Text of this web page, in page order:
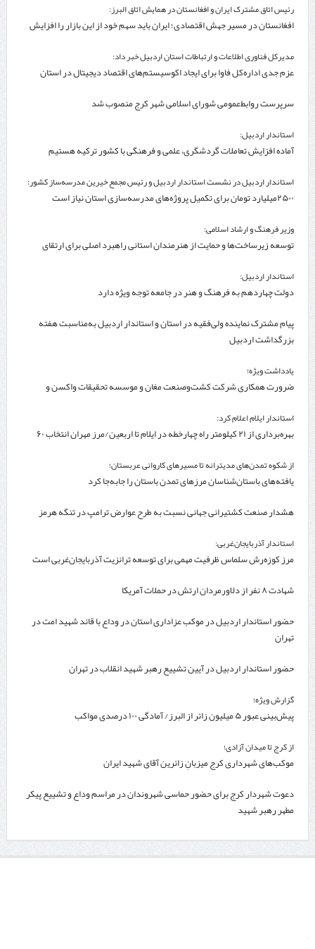
رئیس اتاق مشترک ایران و افغانستان در همایش اتاق البرز:
افغانستان در مسیر جهش اقتصادی؛ ایران باید سهم خود از این بازار را افزایش
مدیرکل فناوری اطلاعات و ارتباطات استان اردبیل خبر داد:
عزم جدی اداره‌کل فاوا برای ایجاد اکوسیستم‌های اقتصاد دیجیتال در استان
سرپرست روابط‌عمومی شورای اسلامی شهر کرج منصوب شد
استاندار اردبیل:
آماده افزایش تعاملات گردشگری، علمی و فرهنگی با کشور ترکیه هستیم
استاندار اردبیل در نشست استاندار اردبیل و رئیس مجمع خیرین مدرسه‌ساز کشور:
۲۵۰۰میلیارد تومان برای تکمیل پروژه‌های مدرسه‌سازی استان نیاز است
وزیر فرهنگ و ارشاد اسلامی:
توسعه زیرساخت‌ها و حمایت از هنرمندان استانی راهبرد اصلی برای ارتقای
استاندار اردبیل:
دولت چهاردهم به فرهنگ و هنر در جامعه توجه ویژه دارد
پیام مشترک نماینده ولی‌فقیه در استان و استاندار اردبیل به‌مناسبت هفته
بزرگداشت اردبیل
یادداشت ویژه؛
ضرورت همکاری شرکت کشت‌وصنعت مغان و موسسه تحقیقات واکسن و
استاندار ایلام اعلام کرد:
بهره‌برداری از ۲۱ کیلومتر راه چهارخطه در ایلام تا اربعین/مرز مهران انتخاب ۶۰
از شکوه تمدن‌های مدیترانه تا مسیرهای کاروانی عربستان؛
یافته‌های باستان‌شناسان مرزهای تمدن باستان را جابه‌جا کرد
هشدار صنعت کشتیرانی جهانی نسبت به طرح عوارض ترامپ در تنگه هرمز
استاندار آذربایجان‌غربی:
مرز کوزه‌رش سلماس ظرفیت مهمی برای توسعه ترانزیت آذربایجان‌غربی است
شهادت ۸ نفر از دلاورمردان ارتش در حملات آمریکا
حضور استاندار اردبیل در موکب عزاداری استان در وداع با قائد شهید امت در
تهران
حضور استاندار اردبیل در آیین تشییع رهبر شهید انقلاب در تهران
گزارش ویژه؛
پیش‌بینی عبور ۵ میلیون زائر از البرز/ آمادگی ۱۰۰ درصدی مواکب
از کرج تا میدان آزادی؛
موکب‌های شهرداری کرج میزبانِ زائرین آقای شهید ایران
دعوت شهردار کرج برای حضور حماسی شهروندان در مراسم وداع و تشییع پیکر
مطهر رهبر شهید